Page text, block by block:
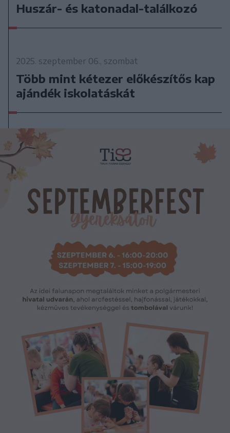
Huszár- és katonadal-találkozó
2025. szeptember 06., szombat
Több mint kétezer előkészítős kap
ajándék iskolatáskát